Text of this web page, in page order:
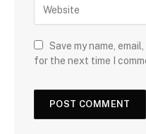
Save my name,
for the next time I